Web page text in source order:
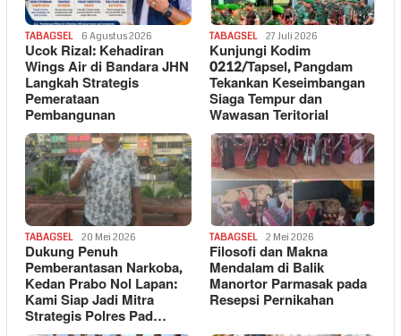
TABAGSEL 6 Agustus 2026
Ucok Rizal: Kehadiran
Wings Air di Bandara JHN
Langkah Strategis
Pemerataan
Pembangunan
TABAGSEL 27 Juli 2026
Kunjungi Kodim
0212/Tapsel, Pangdam
Tekankan Keseimbangan
Siaga Tempur dan
Wawasan Teritorial
TABAGSEL 20 Mei 2026
Dukung Penuh
Pemberantasan Narkoba,
Kedan Prabo Nol Lapan:
Kami Siap Jadi Mitra
Strategis Polres Pad…
TABAGSEL 2 Mei 2026
Filosofi dan Makna
Mendalam di Balik
Manortor Parmasak pada
Resepsi Pernikahan